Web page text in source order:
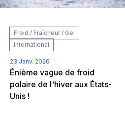
Froid / Fraîcheur / Gel
International
23 Janv. 2026
Énième vague de froid
polaire de l'hiver aux États-
Unis !